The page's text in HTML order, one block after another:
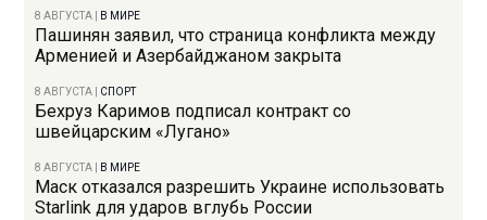
8 АВГУСТА В МИРЕ
Пашинян заявил, что страница конфликта между
Арменией и Азербайджаном закрыта
8 АВГУСТА СПОРТ
Бехруз Каримов подписал контракт со
швейцарским «Лугано»
8 АВГУСТА В МИРЕ
Маск отказался разрешить Украине использовать
Starlink для ударов вглубь России